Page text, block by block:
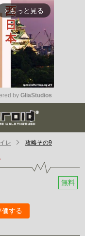
arrow_forward_ios もっと見る
Mute
by GliaStudios
レ 攻略その9
無料
価する